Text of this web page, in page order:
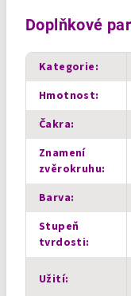
Doplňkové
Kategorie:
Hmotnost:
Čakra:
Znamení
zvěrokruhu:
Barva:
Stupeň
tvrdosti:
Užití: